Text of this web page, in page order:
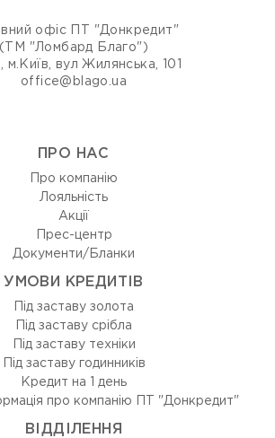
офіс ПТ "Донкредит"
(ТМ "Ломбард Благо")
м.Київ, вул Жилянська, 101
office@blago.ua
ПРО НАС
Про компанію
Лояльність
Акції
Прес-центр
Документи/Бланки
УМОВИ КРЕДИТІВ
Під заставу золота
Під заставу срібла
Під заставу техніки
Під заставу годинників
Кредит на 1 день
про компанію ПТ "Донкредит"
ВIДДIЛЕННЯ